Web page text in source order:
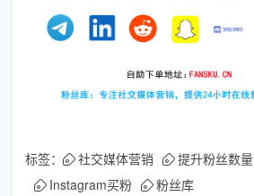
标签： 社交媒体营销 提升粉丝数量
Instagram买粉
粉丝库